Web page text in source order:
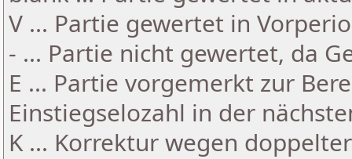
V ... Partie gewertet in
- ... Partie nicht gewertet, da
E ... Partie vorgemerkt zur
Einstiegselozahl in der
K ... Korrektur wegen